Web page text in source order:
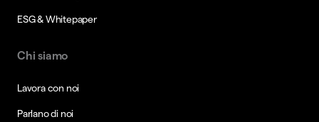
ESG & Whitepaper
Chi siamo
Lavora con noi
Parlano di noi